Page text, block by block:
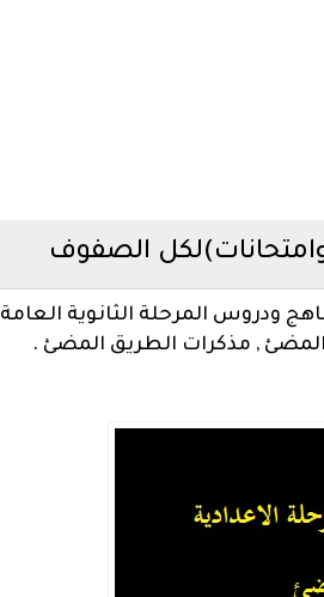
الصفوف
ودروس المرحلة الثانوية العامة